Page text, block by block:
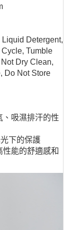
Detergent,
Tumble
Dry Clean,
Do Not Store
、吸濕排汗的性
下的保護
能的舒適感和